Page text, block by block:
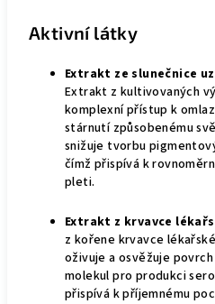
Aktivní látky
Extrakt ze slunečnice
Extrakt z kultivovaných
komplexní přístup k
stárnutí způsobenému
snižuje tvorbu
čímž přispívá k
pleti.
Extrakt z krvavce
z kořene krvavce
oživuje a osvěžuje
molekul pro produkci
přispívá k příjemnému